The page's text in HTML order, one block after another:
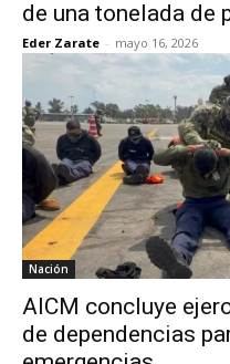
de una tonelada de
Eder Zarate - mayo 16, 2026
Nación
AICM concluye
de dependencias